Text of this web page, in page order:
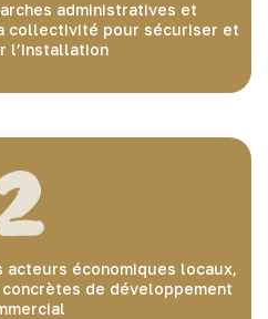
administratives et
collectivité pour sécuriser et
l’installation
acteurs économiques locaux,
de développement